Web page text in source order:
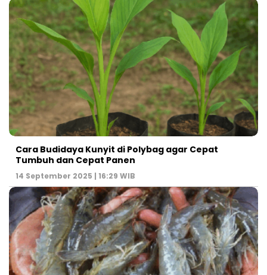
Cara Budidaya Kunyit di Polybag agar Cepat
Tumbuh dan Cepat Panen
14 September 2025 | 16:29 WIB